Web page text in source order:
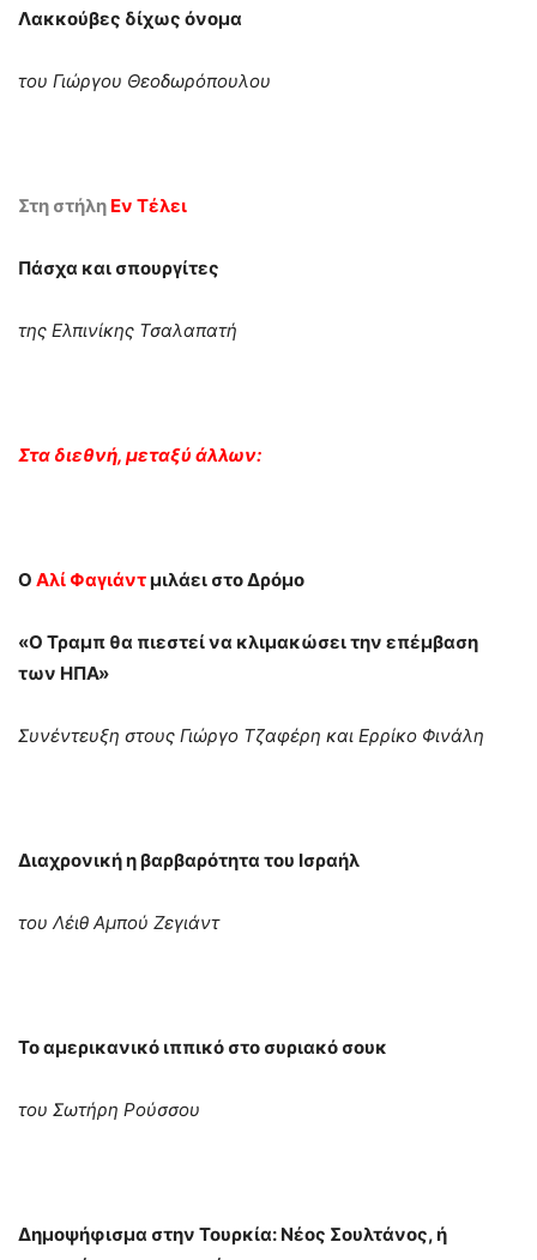
Λακκούβες δίχως όνομα
του Γιώργου Θεοδωρόπουλου
Στη στήλη Εν Τέλει
Πάσχα και σπουργίτες
της Ελπινίκης Τσαλαπατή
Στα διεθνή, μεταξύ άλλων:
Ο Αλί Φαγιάντμιλάει στο Δρόμο
«Ο Τραμπ θα πιεστεί να κλιμακώσει την επέμβαση
των ΗΠΑ»
Συνέντευξη στους Γιώργο Τζαφέρη και Ερρίκο Φινάλη
Διαχρονική η βαρβαρότητα του Ισραήλ
του Λέιθ Αμπού Ζεγιάντ
Το αμερικανικό ιππικό στο συριακό σουκ
του Σωτήρη Ρούσσου
Δημοψήφισμα στην Τουρκία: Νέος Σουλτάνος, ή